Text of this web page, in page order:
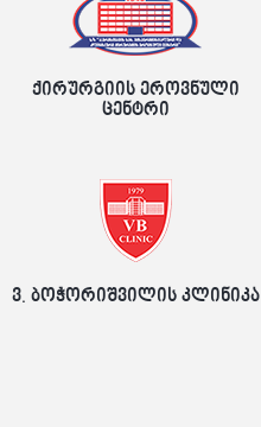
ქირურგიის ეროვნული
ცენტრი
ვ. ბოჭორიშვილის კლინიკა